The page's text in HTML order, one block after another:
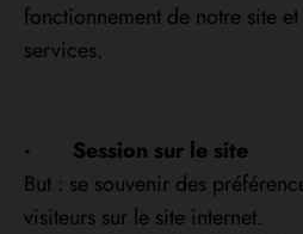
fonctionnement de notre site
services.
· Session sur le site
But : se souvenir des
visiteurs sur le site internet.